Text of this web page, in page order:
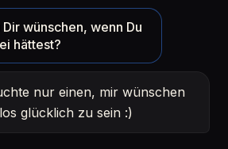
wünschen, wenn Du
hättest?
nur einen, mir wünschen
glücklich zu sein :)